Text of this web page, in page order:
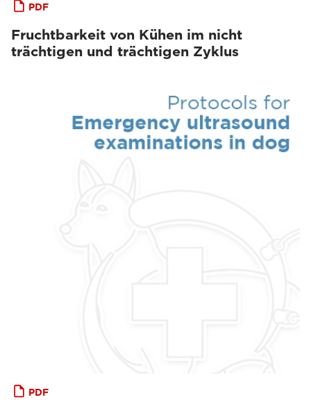
PDF
Fruchtbarkeit von Kühen im nicht
trächtigen und trächtigen Zyklus
PDF